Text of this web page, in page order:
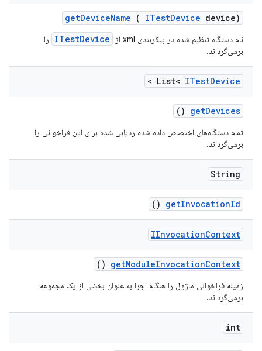
getDeviceName ( ITestDevice device)
نام دستگاه تنظیم شده در پیکربندی xml از ITestDevice
را
برمی‌گرداند.
List< ITestDevice
>
getDevices
()
تمام دستگاه‌های اختصاص داده شده ردیابی شده برای این فراخوانی را
برمی‌گرداند.
String
getInvocationId
()
IInvocationContext
getModuleInvocationContext
()
زمینه فراخوانی ماژول را هنگام اجرا به عنوان بخشی از یک مجموعه
برمی‌گرداند.
int